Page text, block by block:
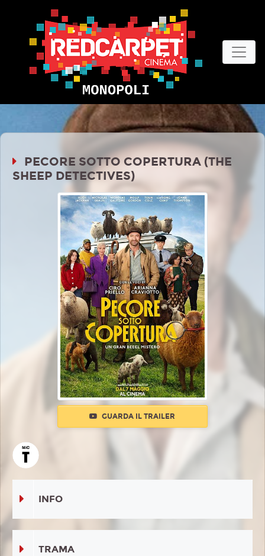
PECORE SOTTO COPERTURA (THE
SHEEP DETECTIVES)
GUARDA IL TRAILER
INFO
TRAMA